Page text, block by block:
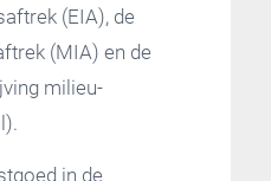
(EIA), de
(MIA) en de
milieu-
in de